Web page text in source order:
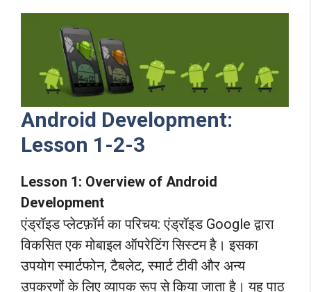
Android Development:
Lesson 1-2-3
Lesson 1: Overview of Android
Development
एंड्रॉइड प्लेटफ़ॉर्म का परिचय: एंड्रॉइड Google द्वारा
विकसित एक मोबाइल ऑपरेटिंग सिस्टम है। इसका
उपयोग स्मार्टफोन, टैबलेट, स्मार्ट टीवी और अन्य
उपकरणों के लिए व्यापक रूप से किया जाता है। यह पाठ